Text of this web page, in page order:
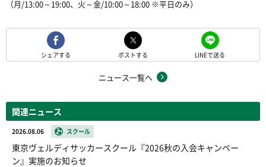
（月/13:00～19:00、火～金/10:00～18:00 ※平日のみ）
シェアする ポストする LINEで送る
ニュース一覧へ
関連ニュース
2026.08.06 スクール
東京ヴェルディサッカースクール『2026秋の入会キャンペー
ン』実施のお知らせ